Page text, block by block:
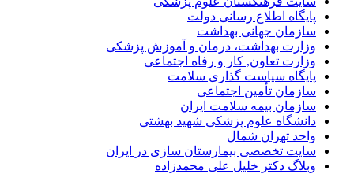
پایگاه اطلاع رسانی دولت
سازمان جهانی بهداشت
وزارت بهداشت، درمان و آموزش پزشکی
وزارت تعاون, کار و رفاه اجتماعی
پایگاه سیاست گذاری سلامت
سازمان تأمین اجتماعی
سازمان بیمه سلامت ایران
دانشگاه علوم پزشکی شهید بهشتی
واحد تهران شمال
سایت تخصصی بیمارستان سازی در ایران
وبلاگ دکتر خلیل علی محمدزاده